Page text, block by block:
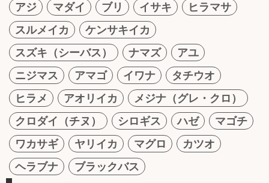
アジ マダイ ブリ イサキ
ヒラマサ
スルメイカ
ケンサキイカ
スズキ（シーバス）
ナマズ
アユ
ニジマス
アマゴ イワナ
タチウオ
ヒラメ
アオリイカ
メジナ（グレ・クロ）
クロダイ（チヌ）
シロギス ハゼ
マゴチ
ワカサギ
ヤリイカ マグロ
カツオ
ヘラブナ
ブラックバス